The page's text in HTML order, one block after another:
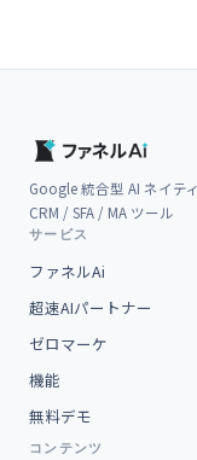
Google 統合型 AI ネイテ
CRM / SFA / MA ツール
サービス
ファネルAi
超速AIパートナー
ゼロマーケ
機能
無料デモ
コンテンツ